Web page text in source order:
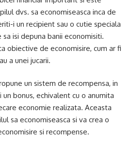
dvs. sa economiseasca inca de
i un recipient sau o cutie speciala
isi depuna banii economisiti.
obiective de economisire, cum ar fi
a unei jucarii.
un sistem de recompensa, in
bonus, echivalent cu o anumita
economie realizata. Aceasta
sa economiseasca si va crea o
si recompense.